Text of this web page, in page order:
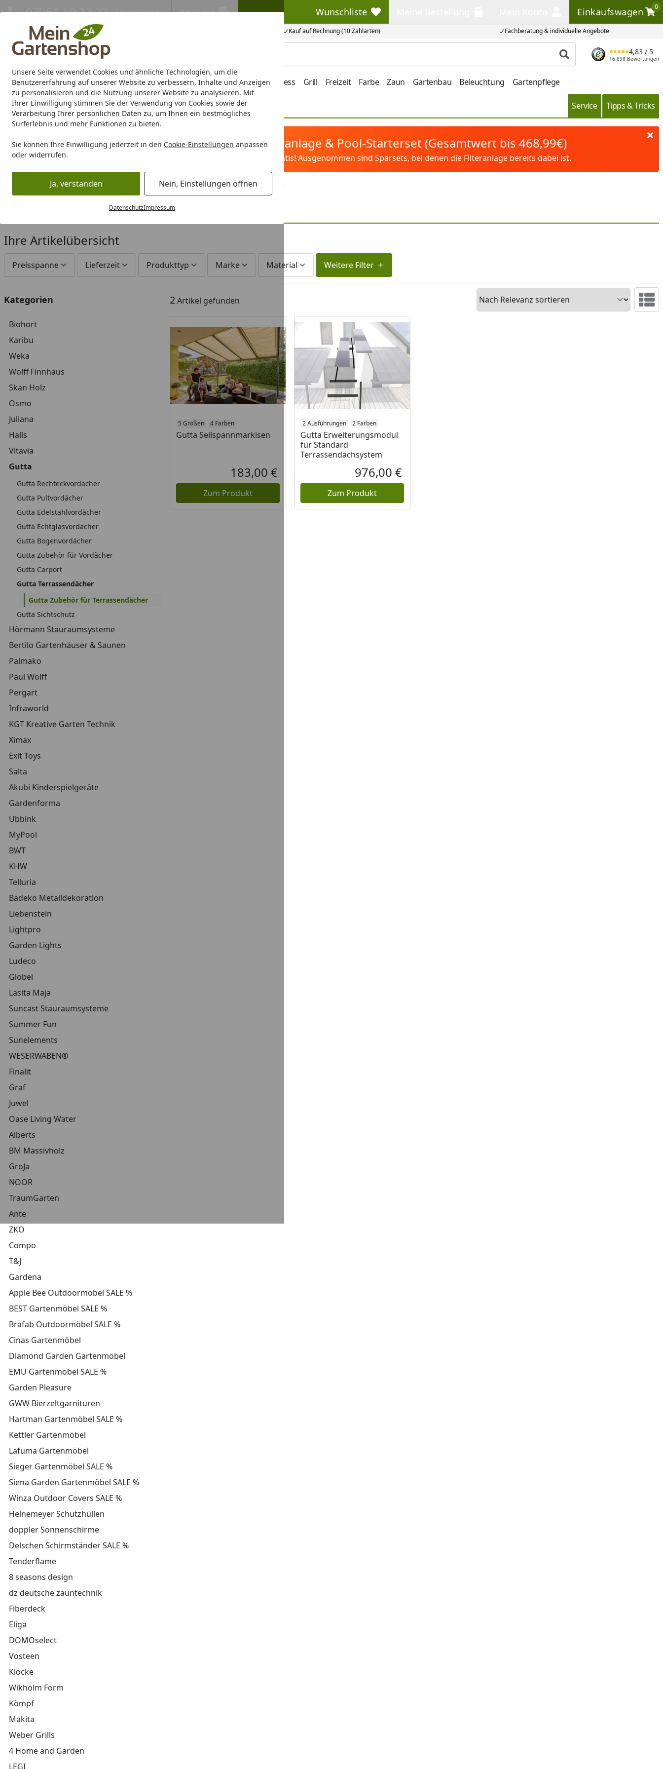
Unsere Seite verwendet Cookies und ähnliche Technologien, um die
Benutzererfahrung auf unserer Website zu verbessern, Inhalte und Anzeigen
zu personalisieren und die Nutzung unserer Website zu analysieren. Mit
Ihrer Einwilligung stimmen Sie der Verwendung von Cookies sowie der
Verarbeitung Ihrer persönlichen Daten zu, um Ihnen ein bestmögliches
Surferlebnis und mehr Funktionen zu bieten.
Sie können Ihre Einwilligung jederzeit in den Cookie-Einstellungen anpassen
oder widerrufen.
Ja, verstanden Nein, Einstellungen öffnen
DatenschutzImpressum
Eigene Montage-Teams Kauf auf Rechnung (10 Zahlarten) Fachberatung & individuelle Angebote
07051 / 9 22 22 Mo-Fr. 8-16 Uhr Kontakt Wunschliste
Wunschliste Einkaufswagen
0
Einkaufswagen
Produkt suchen
4,83 / 5
16.898 Bewertungen
Gartenhaus Gerätehaus Gewächshaus Carport/Garage/Vordach Wellness Grill Freizeit Farbe Zaun Gartenbau Beleuchtung Gartenpflege
Marken Sale % Service Tipps & Tricks
Karibu Pools inkl. gratis Sandfilteranlage & Pool-Starterset (Gesamtwert bis 468,99€)
Dein Traumpool im Sorglos-Paket: Filter&Pflege gratis! Ausgenommen sind Sparsets, bei denen die Filteranlage bereits dabei ist.
Startseite
Gutta Gutta Terrassendächer Gutta Zubehör für Terrassendächer
Gutta Zubehör für Terrassendächer
Ihre Artikelübersicht
Preisspanne Lieferzeit Produkttyp Marke Material Weitere Filter
Kategorien
Biohort
Karibu
Weka
Wolff Finnhaus
Skan Holz
Osmo
Juliana
Halls
Vitavia
Gutta
Gutta Rechteckvordächer
Gutta Pultvordächer
Gutta Edelstahlvordächer
Gutta Echtglasvordächer
Gutta Bogenvordächer
Gutta Zubehör für Vordächer
Gutta Carport
Gutta Terrassendächer
Gutta Zubehör für Terrassendächer
Gutta Sichtschutz
Hörmann Stauraumsysteme
Bertilo Gartenhäuser & Saunen
Palmako
Paul Wolff
Pergart
Infraworld
KGT Kreative Garten Technik
Ximax
Exit Toys
Salta
Akubi Kinderspielgeräte
Gardenforma
Ubbink
MyPool
BWT
KHW
Telluria
Badeko Metalldekoration
Liebenstein
Lightpro
Garden Lights
Ludeco
Globel
Lasita Maja
Suncast Stauraumsysteme
Summer Fun
Sunelements
WESERWABEN®
Finalit
Graf
Juwel
Oase Living Water
Alberts
BM Massivholz
GroJa
NOOR
TraumGarten
Ante
ZKO
Compo
T&J
Gardena
Apple Bee Outdoormöbel SALE %
BEST Gartenmöbel SALE %
Brafab Outdoormöbel SALE %
Cinas Gartenmöbel
Diamond Garden Gartenmöbel
EMU Gartenmöbel SALE %
Garden Pleasure
GWW Bierzeltgarnituren
Hartman Gartenmöbel SALE %
Kettler Gartenmöbel
Lafuma Gartenmöbel
Sieger Gartenmöbel SALE %
Siena Garden Gartenmöbel SALE %
Winza Outdoor Covers SALE %
Heinemeyer Schutzhüllen
doppler Sonnenschirme
Delschen Schirmständer SALE %
Tenderflame
8 seasons design
dz deutsche zauntechnik
Fiberdeck
Eliga
DOMOselect
Vosteen
Klocke
Wikholm Form
Kömpf
Makita
Weber Grills
4 Home and Garden
LEGI
2Artikel gefunden
Sortieren
5 Größen 4 Farben
Gutta Seilspannmarkisen
Aktueller Preis
183,00 €
Zum Produkt
2 Ausführungen 2 Farben
Gutta Erweiterungsmodul
für Standard
Terrassendachsystem
Aktueller Preis
976,00 €
Zum Produkt